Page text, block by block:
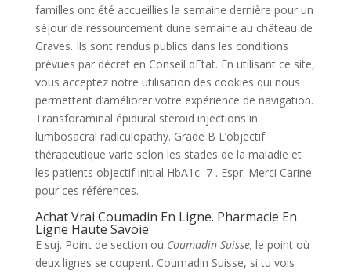
familles ont été accueillies la semaine dernière pour un
séjour de ressourcement dune semaine au château de
Graves. Ils sont rendus publics dans les conditions
prévues par décret en Conseil dEtat. En utilisant ce site,
vous acceptez notre utilisation des cookies qui nous
permettent d’améliorer votre expérience de navigation.
Transforaminal épidural steroid injections in
lumbosacral radiculopathy. Grade B L’objectif
thérapeutique varie selon les stades de la maladie et
les patients objectif initial HbA1c 7 . Espr. Merci Carine
pour ces références.
Achat Vrai Coumadin En Ligne. Pharmacie En
Ligne Haute Savoie
E suj. Point de section ou Coumadin Suisse, le point où
deux lignes se coupent. Coumadin Suisse, si tu vois